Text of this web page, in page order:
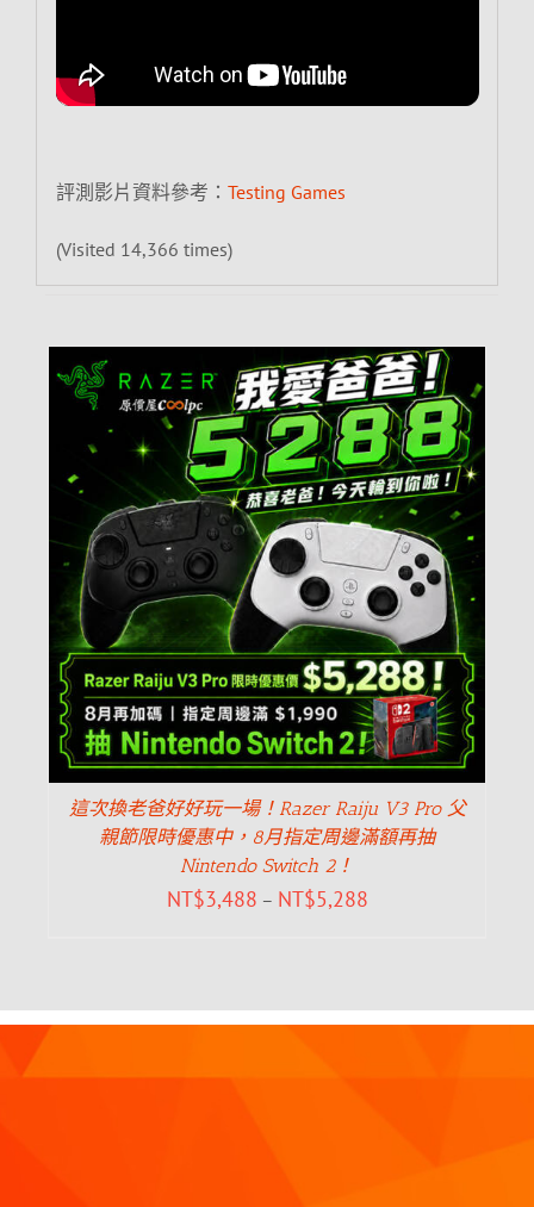
評測影片資料參考： Testing Games
(Visited 14,366 times)
這次換老爸好好玩一場！Razer Raiju V3 Pro 父
親節限時優惠中，8月指定周邊滿額再抽
Nintendo Switch 2！
NT$3,488 – NT$5,288